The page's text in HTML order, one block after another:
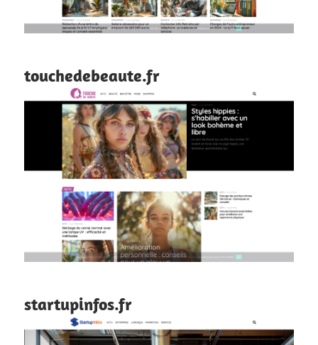
touchedebeaute.fr
startupinfos.fr